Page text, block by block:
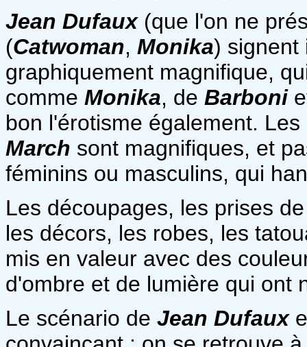
Jean Dufaux(que l'on ne
(Catwoman, Monika) signent
graphiquement magnifique,
comme Monika, de Barboni
bon l'érotisme également.
March sont magnifiques, et
féminins ou masculins, qui
Les découpages, les prises
les décors, les robes, les
mis en valeur avec des
d'ombre et de lumière qui ont
Le scénario de Jean Dufaux